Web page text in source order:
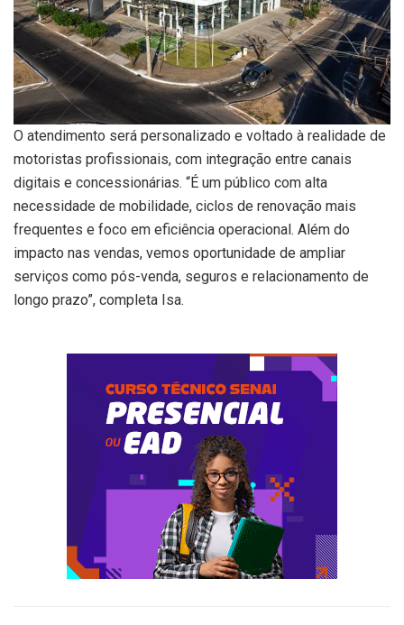
O atendimento será personalizado e voltado à realidade de
motoristas profissionais, com integração entre canais
digitais e concessionárias. “É um público com alta
necessidade de mobilidade, ciclos de renovação mais
frequentes e foco em eficiência operacional. Além do
impacto nas vendas, vemos oportunidade de ampliar
serviços como pós-venda, seguros e relacionamento de
longo prazo”, completa Isa.